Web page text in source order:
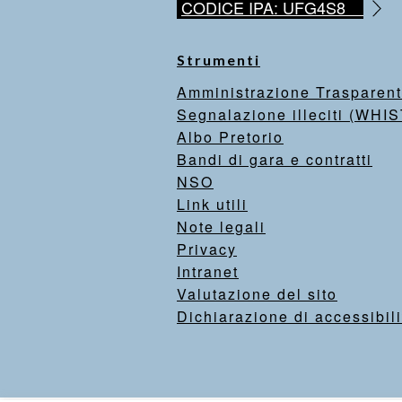
CODICE IPA: UFG4S8
Strumenti
Amministrazione
Segnalazione illeciti
Albo Pretorio
Bandi di gara e contratti
NSO
Link utili
Note legali
Privacy
Intranet
Valutazione del sito
Dichiarazione di